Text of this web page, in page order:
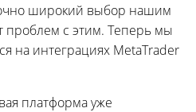
широкий выбор нашим
проблем с этим. Теперь мы
на интеграциях MetaTrader
платформа уже